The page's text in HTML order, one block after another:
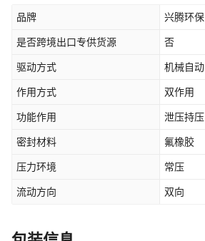
品牌 兴腾环保
是否跨境出口专供货源 否
驱动方式 机械自动
作用方式 双作用
功能作用 泄压持压
密封材料 氟橡胶
压力环境 常压
流动方向 双向